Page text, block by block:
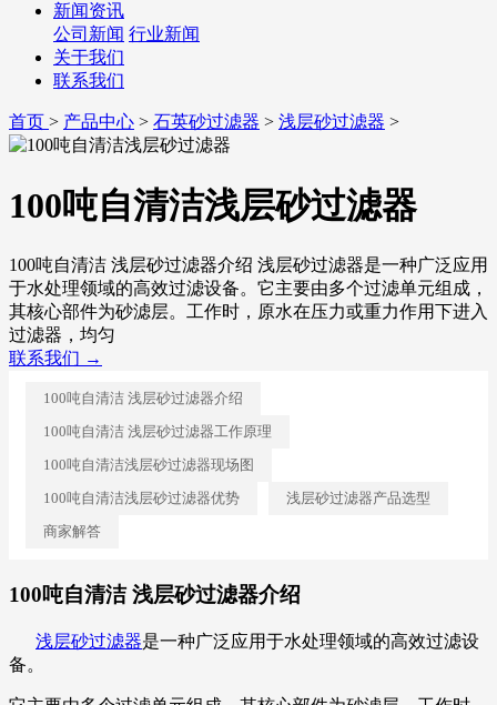
新闻资讯
公司新闻 行业新闻
关于我们
联系我们
首页 > 产品中心 > 石英砂过滤器 > 浅层砂过滤器 >
100吨自清洁浅层砂过滤器
100吨自清洁 浅层砂过滤器介绍 浅层砂过滤器是一种广泛应用
于水处理领域的高效过滤设备。它主要由多个过滤单元组成，
其核心部件为砂滤层。工作时，原水在压力或重力作用下进入
过滤器，均匀
联系我们 →
100吨自清洁 浅层砂过滤器介绍
100吨自清洁 浅层砂过滤器工作原理
100吨自清洁浅层砂过滤器现场图
100吨自清洁浅层砂过滤器优势
浅层砂过滤器产品选型
商家解答
100吨自清洁 浅层砂过滤器介绍
浅层砂过滤器是一种广泛应用于水处理领域的高效过滤设
备。